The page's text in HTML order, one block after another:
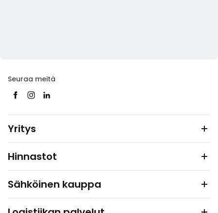
Seuraa meitä
Yritys
Hinnastot
Sähköinen kauppa